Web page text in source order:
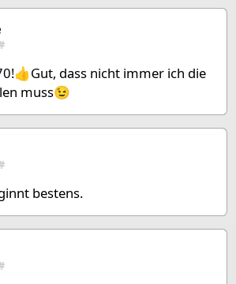
23. Aug '25
dass nicht immer ich die
muss😉
23. Aug '25
bestens.
23. Aug '25